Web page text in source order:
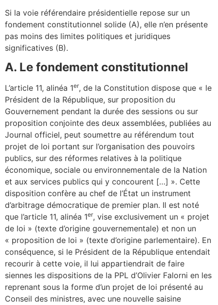
Si la voie référendaire présidentielle repose sur un
fondement constitutionnel solide (A), elle n’en présente
pas moins des limites politiques et juridiques
significatives (B).
A. Le fondement constitutionnel
L’article 11, alinéa 1er, de la Constitution dispose que « le
Président de la République, sur proposition du
Gouvernement pendant la durée des sessions ou sur
proposition conjointe des deux assemblées, publiées au
Journal officiel, peut soumettre au référendum tout
projet de loi portant sur l’organisation des pouvoirs
publics, sur des réformes relatives à la politique
économique, sociale ou environnementale de la Nation
et aux services publics qui y concourent […] ». Cette
disposition confère au chef de l’État un instrument
d’arbitrage démocratique de premier plan. Il est noté
que l’article 11, alinéa 1er, vise exclusivement un « projet
de loi » (texte d’origine gouvernementale) et non un
« proposition de loi » (texte d’origine parlementaire). En
conséquence, si le Président de la République entendait
recourir à cette voie, il lui appartiendrait de faire
siennes les dispositions de la PPL d’Olivier Falorni en les
reprenant sous la forme d’un projet de loi présenté au
Conseil des ministres, avec une nouvelle saisine